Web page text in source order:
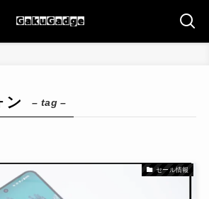
ン – tag –
セール情報